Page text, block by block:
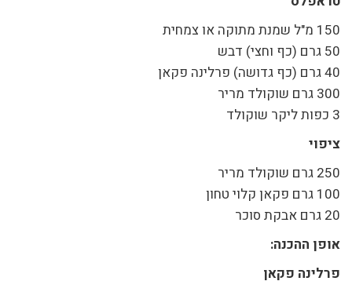
150 מ"ל שמנת מתוקה או צמחית
50 גרם (כף וחצי) דבש
40 גרם (כף גדושה) פרלינה פקאן
300 גרם שוקולד מריר
3 כפות ליקר שוקולד
ציפוי
250 גרם שוקולד מריר
100 גרם פקאן קלוי טחון
20 גרם אבקת סוכר
אופן ההכנה:
פרלינה פקאן